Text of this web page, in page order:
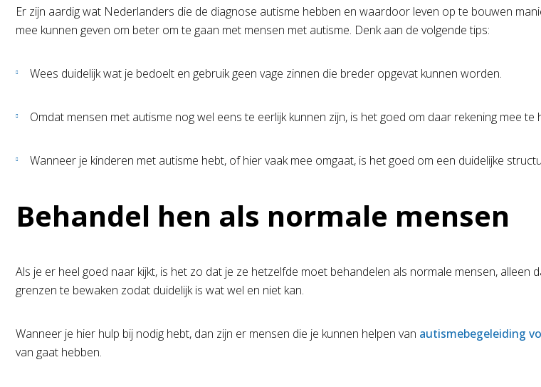
Er zijn aardig wat Nederlanders die de diagnose autisme hebben en waardoor leven op te bouwen
mee kunnen geven om beter om te gaan met mensen met autisme. Denk aan de volgende tips:
Wees duidelijk wat je bedoelt en gebruik geen vage zinnen die breder opgevat kunnen worden.
Omdat mensen met autisme nog wel eens te eerlijk kunnen zijn, is het goed om daar rekening mee te
Wanneer je kinderen met autisme hebt, of hier vaak mee omgaat, is het goed om een duidelijke
Behandel hen als normale mensen
Als je er heel goed naar kijkt, is het zo dat je ze hetzelfde moet behandelen als normale mensen,
grenzen te bewaken zodat duidelijk is wat wel en niet kan.
Wanneer je hier hulp bij nodig hebt, dan zijn er mensen die je kunnen helpen van autismebegeleiding
van gaat hebben.